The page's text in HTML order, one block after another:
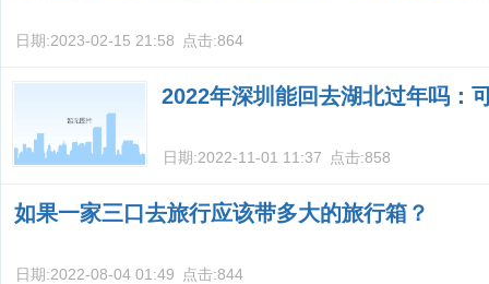
日期:2023-02-15 21:58 点击:864
2022年深圳能回去湖北过年吗：
日期:2022-11-01 11:37 点击:858
如果一家三口去旅行应该带多大的旅行箱？
日期:2022-08-04 01:49 点击:844